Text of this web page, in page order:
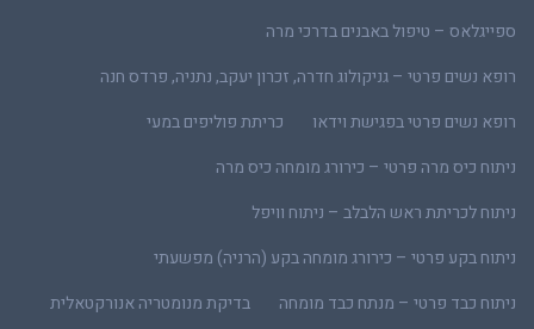
ספייגלאס – טיפול באבנים בדרכי מרה
רופא נשים פרטי – גניקולוג חדרה, זכרון יעקב, נתניה, פרדס חנה
רופא נשים פרטי בפגישת וידאו
כריתת פוליפים במעי
ניתוח כיס מרה פרטי – כירורג מומחה כיס מרה
ניתוח לכריתת ראש הלבלב – ניתוח וויפל
ניתוח בקע פרטי – כירורג מומחה בקע (הרניה) מפשעתי
ניתוח כבד פרטי – מנתח כבד מומחה
בדיקת מנומטריה אנורקטאלית